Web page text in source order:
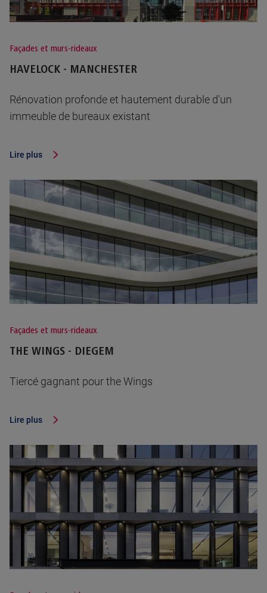
Façades et murs-rideaux
HAVELOCK - MANCHESTER
Rénovation profonde et hautement durable d'un
immeuble de bureaux existant
Lire plus
Façades et murs-rideaux
THE WINGS - DIEGEM
Tiercé gagnant pour the Wings
Lire plus